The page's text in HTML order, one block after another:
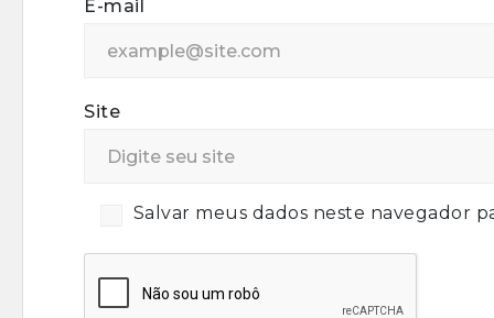
E-mail
Site
Salvar meus dados neste navegador